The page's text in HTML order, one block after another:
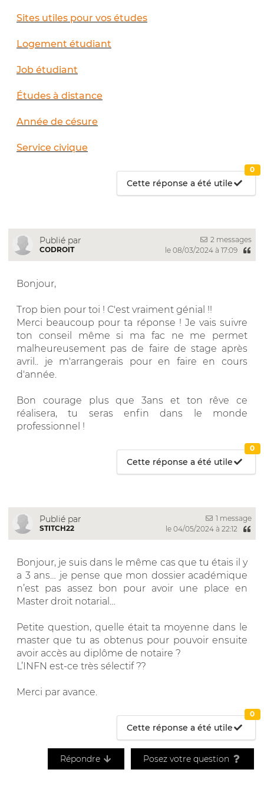
Sites utiles pour vos études
Logement étudiant
Job étudiant
Études à distance
Année de césure
Service civique
Cette réponse a été utile
0
Publié par
CODROIT
2 messages
le 08/03/2024 à 17:09
Bonjour,
Trop bien pour toi ! C'est vraiment génial !!
Merci beaucoup pour ta réponse ! Je vais suivre
ton conseil même si ma fac ne me permet
malheureusement pas de faire de stage après
avril.. je m'arrangerais pour en faire en cours
d'année.
Bon courage plus que 3ans et ton rêve ce
réalisera, tu seras enfin dans le monde
professionnel !
Cette réponse a été utile
0
Publié par
STITCH22
1 message
le 04/05/2024 à 22:12
Bonjour, je suis dans le même cas que tu étais il y
a 3 ans… je pense que mon dossier académique
n’est pas assez bon pour avoir une place en
Master droit notarial…
Petite question, quelle était ta moyenne dans le
master que tu as obtenus pour pouvoir ensuite
avoir accès au diplôme de notaire ?
L’INFN est-ce très sélectif ??
Merci par avance.
Cette réponse a été utile
0
Répondre Posez votre question